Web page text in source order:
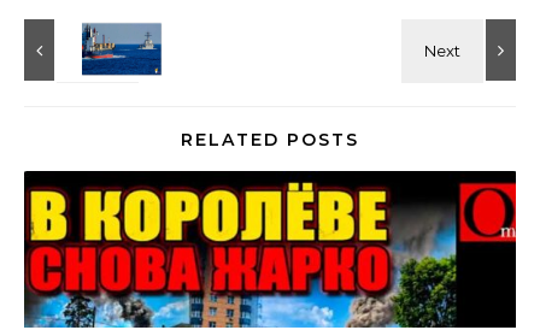
RELATED POSTS